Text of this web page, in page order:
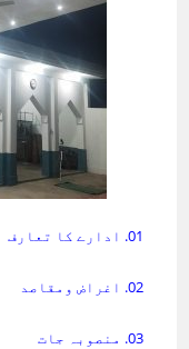
01. ادارے کا تعارف
02. اغراض ومقاصد
03. منصوبہ جات